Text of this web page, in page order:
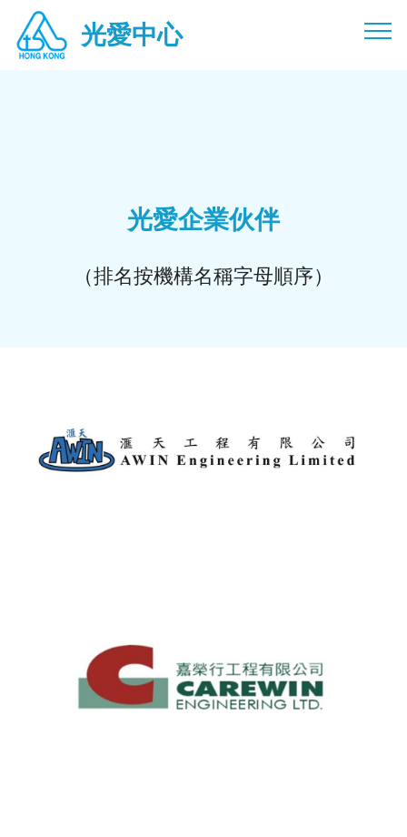
光愛中心光愛中心光愛中心光愛中心光愛中心光愛 慈惠慈惠慈
惠慈惠慈惠
光愛中心
光愛企業伙伴
（排名按機構名稱字母順序）